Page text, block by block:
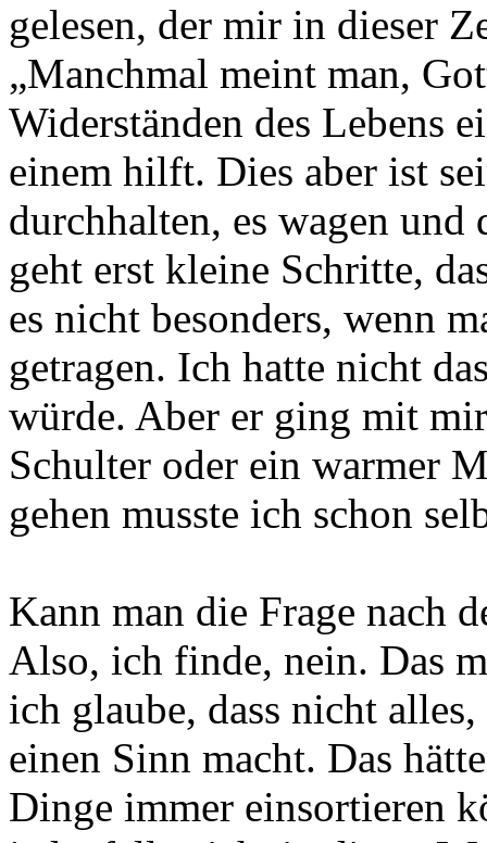
gelesen, der mir in dieser
„Manchmal meint man,
Widerständen des Lebens
einem hilft. Dies aber ist
durchhalten, es wagen
geht erst kleine Schritte,
es nicht besonders, wenn
getragen. Ich hatte nicht
würde. Aber er ging mit
Schulter oder ein warmer
gehen musste ich schon
Kann man die Frage nach
Also, ich finde, nein. Das
ich glaube, dass nicht
einen Sinn macht. Das
Dinge immer einsortieren